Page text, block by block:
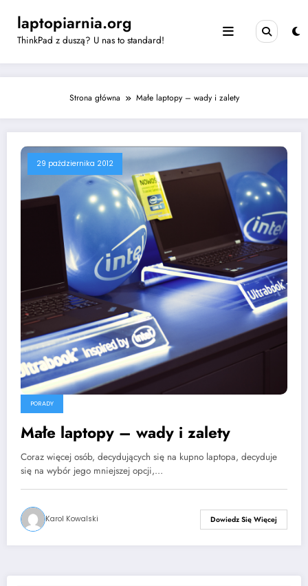
contentlaptopiarnia.org
ThinkPad z duszą? U nas to standard!
Strona główna Małe laptopy – wady i zalety
29 października 2012
PORADY
Małe laptopy – wady i zalety
Coraz więcej osób, decydujących się na kupno laptopa, decyduje
się na wybór jego mniejszej opcji,…
Karol Kowalski Dowiedz Się Więcej